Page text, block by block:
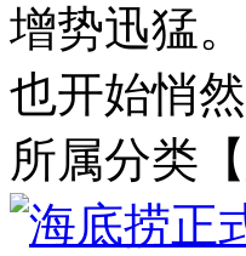
增势迅猛
也开始悄
所属分类【